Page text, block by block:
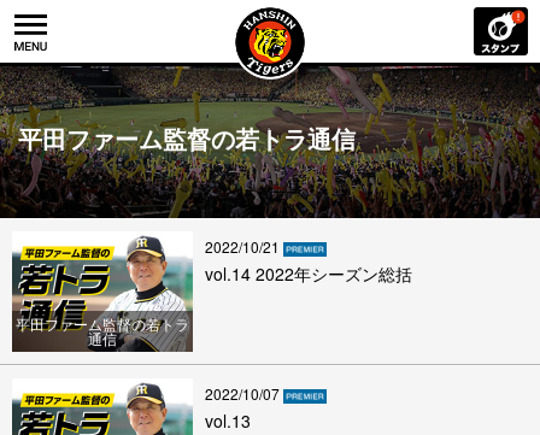
平田ファーム監督の若トラ通信
平田ファーム監督の若トラ
通信
2022/10/21
vol.14 2022年シーズン総括
2022/10/07
vol.13